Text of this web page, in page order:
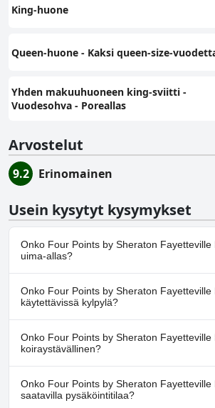
King-huone
Queen-huone - Kaksi queen-size-
Yhden makuuhuoneen king-sviitti -
Vuodesohva - Poreallas
Arvostelut
9.2 Erinomainen
Usein kysytyt kysymykset
Onko Four Points by Sheraton Fayetteville
uima-allas?
Ei, Four Points by Sheraton Fayetteville Fort
allasta.
Onko Four Points by Sheraton Fayetteville
käytettävissä kylpylä?
Ei, Four Points by Sheraton Fayetteville Fort
kylpylää.
Onko Four Points by Sheraton Fayetteville
koiraystävällinen?
Ei, Four Points by Sheraton Fayetteville Fort
Onko Four Points by Sheraton Fayetteville
saatavilla pysäköintitilaa?